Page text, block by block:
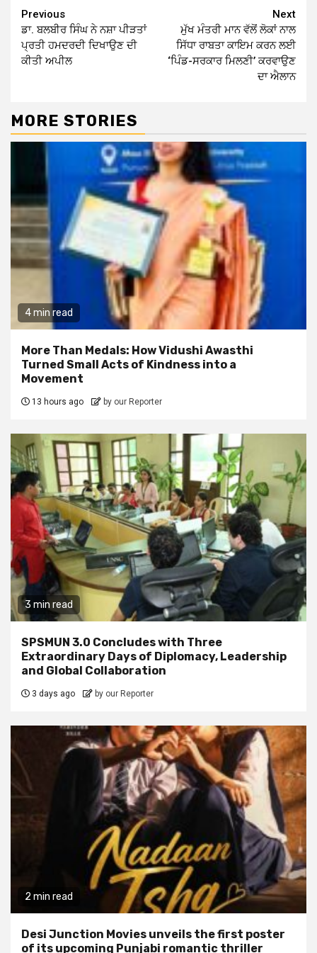
Continue
Reading
Previous
ਡਾ. ਬਲਬੀਰ ਸਿੰਘ ਨੇ ਨਸ਼ਾ ਪੀੜਤਾਂ
ਪ੍ਰਤੀ ਹਮਦਰਦੀ ਦਿਖਾਉਣ ਦੀ
ਕੀਤੀ ਅਪੀਲ
Next
ਮੁੱਖ ਮੰਤਰੀ ਮਾਨ ਵੱਲੋਂ ਲੋਕਾਂ ਨਾਲ
ਸਿੱਧਾ ਰਾਬਤਾ ਕਾਇਮ ਕਰਨ ਲਈ
‘ਪਿੰਡ-ਸਰਕਾਰ ਮਿਲਣੀ’ ਕਰਵਾਉਣ
ਦਾ ਐਲਾਨ
MORE STORIES
4 min read
More Than Medals: How Vidushi Awasthi
Turned Small Acts of Kindness into a
Movement
13 hours ago by our Reporter
3 min read
SPSMUN 3.0 Concludes with Three
Extraordinary Days of Diplomacy, Leadership
and Global Collaboration
3 days ago by our Reporter
2 min read
Desi Junction Movies unveils the first poster
of its upcoming Punjabi romantic thriller